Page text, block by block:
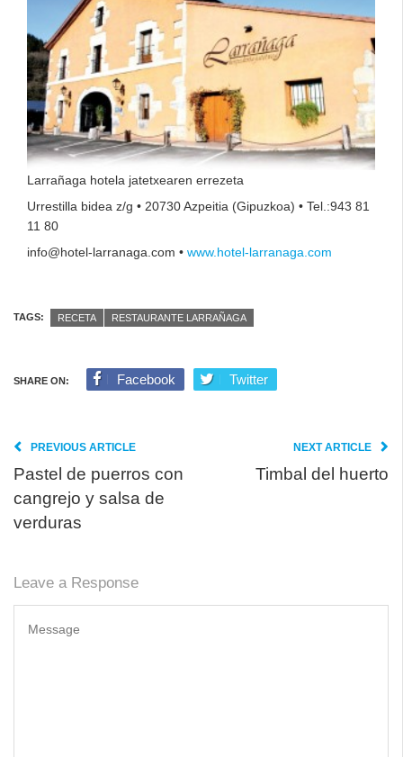
Larrañaga hotela jatetxearen errezeta
Urrestilla bidea z/g • 20730 Azpeitia (Gipuzkoa) • Tel.:943 81
11 80
info@hotel-larranaga.com • www.hotel-larranaga.com
TAGS: RECETA RESTAURANTE LARRAÑAGA
SHARE ON: Facebook Twitter
PREVIOUS ARTICLE
Pastel de puerros con
cangrejo y salsa de
verduras
NEXT ARTICLE
Timbal del huerto
Leave a Response